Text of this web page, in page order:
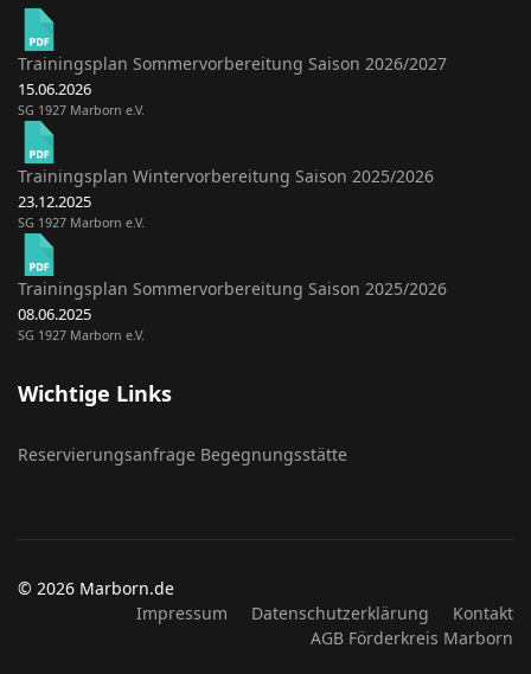
Trainingsplan Sommervorbereitung Saison 2026/2027
15.06.2026
SG 1927 Marborn e.V.
Trainingsplan Wintervorbereitung Saison 2025/2026
23.12.2025
SG 1927 Marborn e.V.
Trainingsplan Sommervorbereitung Saison 2025/2026
08.06.2025
SG 1927 Marborn e.V.
Wichtige Links
Reservierungsanfrage Begegnungsstätte
© 2026 Marborn.de
Impressum
Datenschutzerklärung
Kontakt
AGB Förderkreis Marborn